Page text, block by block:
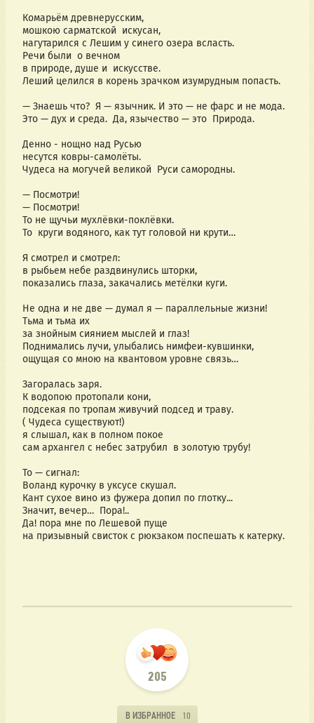
Комарьём древнерусским,
мошкою сарматской  искусан,
нагутарился с Лешим у синего озера всласть.
Речи были  о вечном
в природе, душе и  искусстве.
Леший целился в корень зрачком изумрудным попасть.
— Знаешь что?  Я — язычник. И это — не фарс и не мода.
Это — дух и среда.  Да, язычество — это  Природа.
Денно - нощно над Русью
несутся ковры-самолёты.
Чудеса на могучей великой  Руси самородны.
— Посмотри!
— Посмотри!
То не щучьи мухлёвки-поклёвки.
То  круги водяного, как тут головой ни крути…
Я смотрел и смотрел:
в рыбьем небе раздвинулись шторки,
показались глаза, закачались метёлки куги.
Не одна и не две — думал я — параллельные жизни!
Тьма и тьма их
за знойным сиянием мыслей и глаз!
Поднимались лучи, улыбались нимфеи-кувшинки,
ощущая со мною на квантовом уровне связь…
Загоралась заря.
К водопою протопали кони,
подсекая по тропам живучий подсед и траву.
( Чудеса существуют!)
я слышал, как в полном покое
сам архангел с небес затрубил  в золотую трубу!
То — сигнал:
Воланд курочку в уксусе скушал.
Кант сухое вино из фужера допил по глотку...
Значит, вечер…  Пора!..
Да! пора мне по Лешевой пуще
на призывный свисток с рюкзаком поспешать к катерку.
205
В ИЗБРАННОЕ 10